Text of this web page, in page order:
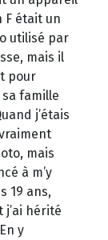
F était un
utilisé par
mais il
pour
famille
j’étais
mais
à m’y
19 ans,
j’ai hérité
y